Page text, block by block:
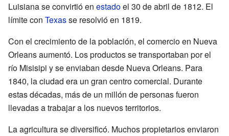
Luisiana se convirtió en estadoel 30 de abril de 1812. El
límite con Texasse resolvió en 1819.
Con el crecimiento de la población, el comercio en Nueva
Orleans aumentó. Los productos se transportaban por el
río Misisipi y se enviaban desde Nueva Orleans. Para
1840, la ciudad era un gran centro comercial. Durante
estas décadas, más de un millón de personas fueron
llevadas a trabajar a los nuevos territorios.
La agricultura se diversificó. Muchos propietarios enviaron